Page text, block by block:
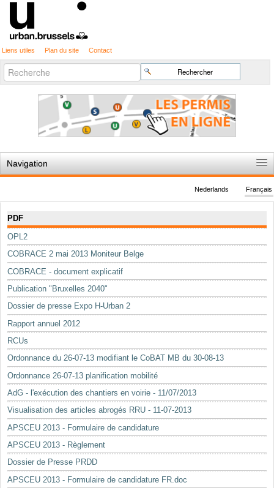
Liens utiles Plan du site Contact
Chercher par
Recherche
avancée…
Navigation
Règles du jeu
Permis d'urbanisme
Cartographie
Etudes et publications
Mots-clés
Renseignements urbanistiques
Français
Nederlands
PDF
OPL2
COBRACE 2 mai 2013 Moniteur Belge
COBRACE - document explicatif
Publication "Bruxelles 2040"
Dossier de presse Expo H-Urban 2
Rapport annuel 2012
RCUs
Ordonnance du 26-07-13 modifiant le CoBAT MB du 30-08-13
Ordonnance 26-07-13 planification mobilité
AdG - l'exécution des chantiers en voirie - 11/07/2013
Visualisation des articles abrogés RRU - 11-07-2013
APSCEU 2013 - Formulaire de candidature
APSCEU 2013 - Règlement
Dossier de Presse PRDD
APSCEU 2013 - Formulaire de candidature FR.doc